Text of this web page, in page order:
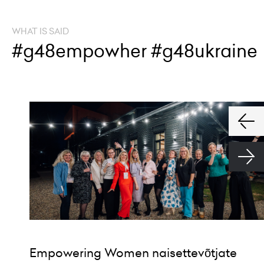
WHAT IS SAID
#g48empowher #g48ukraine
Empowering Women naisettevõtjate